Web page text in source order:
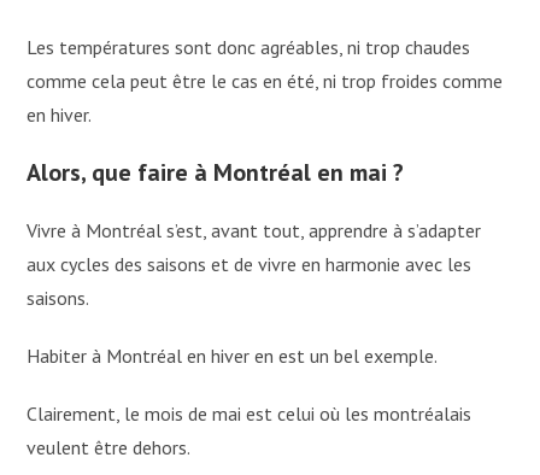
Les températures sont donc agréables, ni trop chaudes
comme cela peut être le cas en été, ni trop froides comme
en hiver.
Alors, que faire à Montréal en mai ?
Vivre à Montréal s’est, avant tout, apprendre à s’adapter
aux cycles des saisons et de vivre en harmonie avec les
saisons.
Habiter à Montréal en hiver en est un bel exemple.
Clairement, le mois de mai est celui où les montréalais
veulent être dehors.